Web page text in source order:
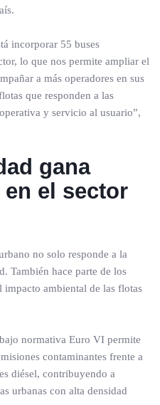
incorporar 55 buses
lo que nos permite ampliar el
a más operadores en sus
que responden a las
y servicio al usuario”,
gana
el sector
no solo responde a la
También hace parte de los
impacto ambiental de las flotas
normativa Euro VI permite
contaminantes frente a
diésel, contribuyendo a
urbanas con alta densidad